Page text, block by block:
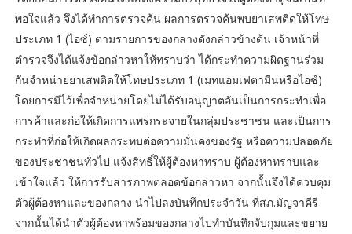
พอใจแล้ว จึงได้ทำการตรวจค้น ผลการตรวจค้นพบยาเสพติดให้โทษ
ประเภท 1 (ไอซ์) ตามรายการของกลางดังกล่าวข้างต้น เจ้าหน้าที่
ตำรวจจึงได้แจ้งข้อกล่าวหาให้ทราบว่า ได้กระทำความผิดฐานร่วม
กันจำหน่ายยาเสพติดให้โทษประเภท 1 (เมทแอมเฟตามีนหรือไอซ์)
โดยการมีไว้เพื่อจำหน่ายโดยไม่ได้รับอนุญาตอันเป็นการกระทำเพื่อ
การค้าและก่อให้เกิดการแพร่กระจายในกลุ่มประชาชน และเป็นการ
กระทำที่ก่อให้เกิดผลกระทบต่อความมั่นคงของรัฐ หรือความปลอดภัย
ของประชาชนทั่วไป แจ้งสิทธิ์ให้ผู้ต้องหาทราบ ผู้ต้องหาทราบและ
เข้าใจแล้ว ให้การรับสารภาพตลอดข้อกล่าวหา จากนั้นจึงได้ควบคุม
ตัวผู้ต้องหาและของกลาง นำไปลงบันทึกประจำวัน ที่สภ.มัญจาคีรี
จากนั้นได้นำตัวผู้ต้องหาพร้อมของกลางไปทำบันทึกจับกุมและขยาย